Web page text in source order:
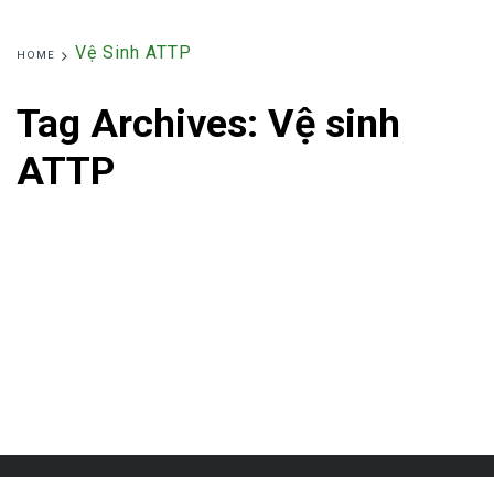
HOME Vệ Sinh ATTP
Tag Archives: Vệ sinh
ATTP